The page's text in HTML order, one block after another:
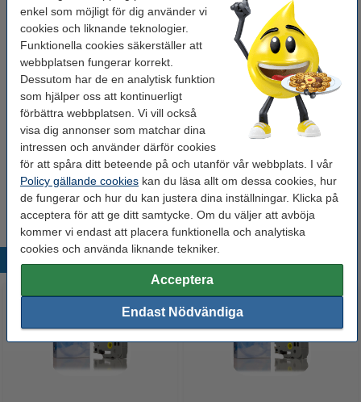
enkel som möjligt för dig använder vi
cookies och liknande teknologier.
Funktionella cookies säkerställer att
webbplatsen fungerar korrekt.
Dessutom har de en analytisk funktion
som hjälper oss att kontinuerligt
förbättra webbplatsen. Vi vill också
visa dig annonser som matchar dina
intressen och använder därför cookies
för att spåra ditt beteende på och utanför vår webbplats. I vår
Policy gällande cookies kan du läsa allt om dessa cookies, hur
de fungerar och hur du kan justera dina inställningar. Klicka på
acceptera för att ge ditt samtycke. Om du väljer att avböja
kommer vi endast att placera funktionella och analytiska
cookies och använda liknande tekniker.
Acceptera
Endast Nödvändiga
Tejplängd: 8 meter
Nummer: TZe-FX641
Tips: Beställ multipack!
Varumärket 123ink ersätter Brother TZe-
FX241+TZe-FX641 | Flexi ID | svart text - vit/gul
250 kr
Tips
Vi råder er att beställa denna produkt istället för originalprodukten!